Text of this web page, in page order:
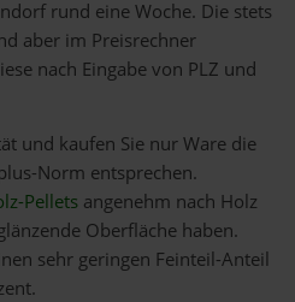
rund eine Woche. Die stets
aber im Preisrechner
nach Eingabe von PLZ und
und kaufen Sie nur Ware die
Norm entsprechen.
Pellets angenehm nach Holz
Oberfläche haben.
sehr geringen Feinteil-Anteil